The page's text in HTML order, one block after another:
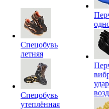
Спецобувь
летняя
Спецобувь
утеплённая